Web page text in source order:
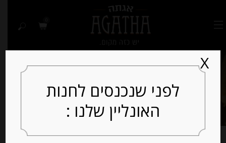
לפני שנכנסים לחנות
האונליין שלנו :
X